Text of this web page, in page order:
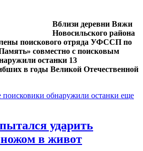
Вблизи деревни Вяжи
Новосильского района
поискового отряда УФССП по
совместно с поисковым
останки 13
в годы Великой Отечественной
обнаружили останки еще
ударить
в живот